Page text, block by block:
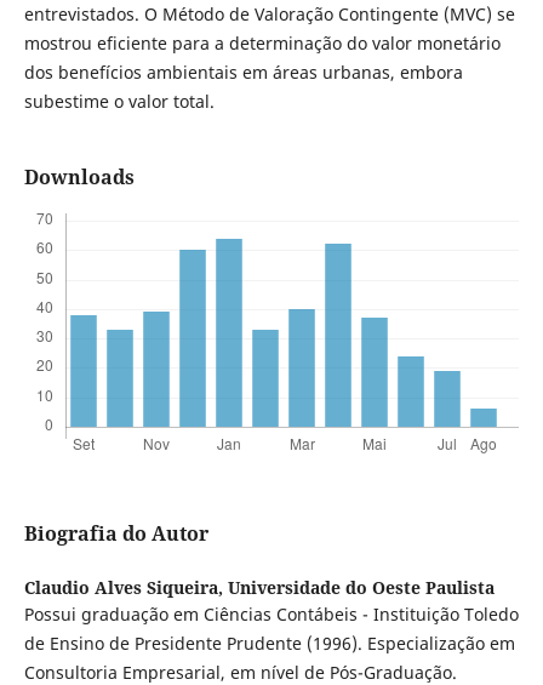
entrevistados. O Método de Valoração Contingente (MVC) se
mostrou eficiente para a determinação do valor monetário
dos benefícios ambientais em áreas urbanas, embora
subestime o valor total.
Downloads
Biografia do Autor
Claudio Alves Siqueira, Universidade do Oeste Paulista
Possui graduação em Ciências Contábeis - Instituição Toledo
de Ensino de Presidente Prudente (1996). Especialização em
Consultoria Empresarial, em nível de Pós-Graduação.